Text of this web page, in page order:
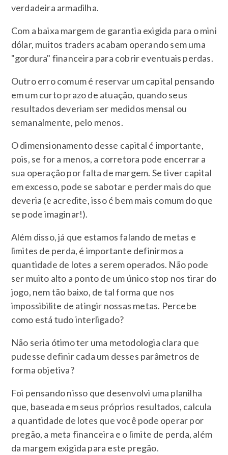
verdadeira armadilha.
Com a baixa margem de garantia exigida para o mini
dólar, muitos traders acabam operando sem uma
"gordura" financeira para cobrir eventuais perdas.
Outro erro comum é reservar um capital pensando
em um curto prazo de atuação, quando seus
resultados deveriam ser medidos mensal ou
semanalmente, pelo menos.
O dimensionamento desse capital é importante,
pois, se for a menos, a corretora pode encerrar a
sua operação por falta de margem. Se tiver capital
em excesso, pode se sabotar e perder mais do que
deveria (e acredite, isso é bem mais comum do que
se pode imaginar!).
Além disso, já que estamos falando de metas e
limites de perda, é importante definirmos a
quantidade de lotes a serem operados. Não pode
ser muito alto a ponto de um único stop nos tirar do
jogo, nem tão baixo, de tal forma que nos
impossibilite de atingir nossas metas. Percebe
como está tudo interligado?
Não seria ótimo ter uma metodologia clara que
pudesse definir cada um desses parâmetros de
forma objetiva?
Foi pensando nisso que desenvolvi uma planilha
que, baseada em seus próprios resultados, calcula
a quantidade de lotes que você pode operar por
pregão, a meta financeira e o limite de perda, além
da margem exigida para este pregão.